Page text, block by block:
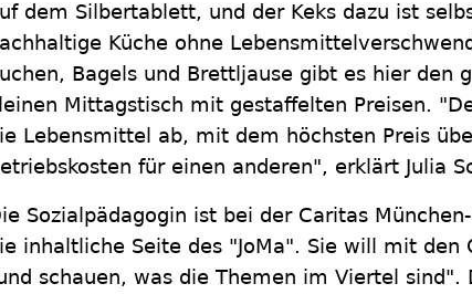
dem Silbertablett, und der Keks dazu ist
Küche ohne
Bagels und Brettljause gibt es hier den
Mittagstisch mit gestaffelten Preisen.
Lebensmittel ab, mit dem höchsten Preis
für einen anderen", erklärt Julia
Sozialpädagogin ist bei der Caritas
inhaltliche Seite des "JoMa". Sie will mit den
schauen, was die Themen im Viertel sind".